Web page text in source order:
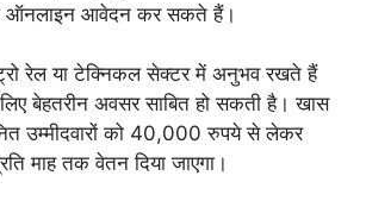
ऑनलाइन आवेदन कर सकते हैं।
रेल या टेक्निकल सेक्टर में अनुभव रखते हैं
बेहतरीन अवसर साबित हो सकती है। खास
उम्मीदवारों को 40,000 रुपये से लेकर
माह तक वेतन दिया जाएगा।